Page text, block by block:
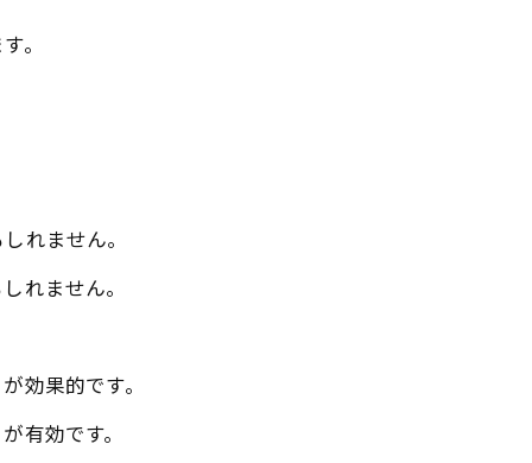
。
れません。
れません。
効果的です。
有効です。